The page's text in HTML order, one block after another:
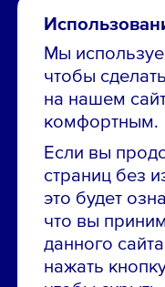
Мы
чтобы
на нашем
комфортным.
Если вы
страниц без
это будет
что вы
данного
нажать
Остались
Звони в контакт-
8 800 700-19-43
Сообщить об ошибке
ПАО «ГМК
Использование
без согласования